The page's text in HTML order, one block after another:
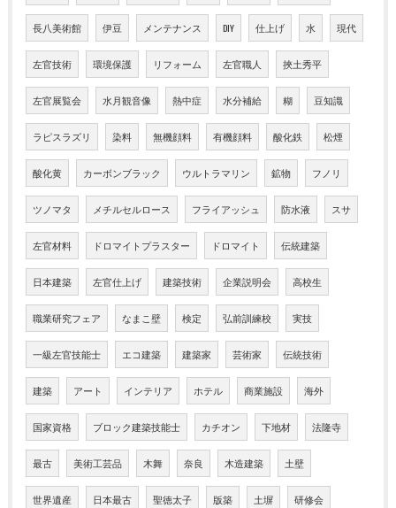
長八美術館 伊豆 メンテナンス DIY 仕上げ 水 現代
左官技術 環境保護 リフォーム 左官職人 挾土秀平
左官展覧会 水月観音像 熱中症 水分補給 糊 豆知識
ラピスラズリ 染料 無機顔料 有機顔料 酸化鉄 松煙
酸化黄 カーボンブラック ウルトラマリン 鉱物 フノリ
ツノマタ メチルセルロース フライアッシュ 防水液 スサ
左官材料 ドロマイトプラスター ドロマイト 伝統建築
日本建築 左官仕上げ 建築技術 企業説明会 高校生
職業研究フェア なまこ壁 検定 弘前訓練校 実技
一級左官技能士 エコ建築 建築家 芸術家 伝統技術
建築 アート インテリア ホテル 商業施設 海外
国家資格 ブロック建築技能士 カチオン 下地材 法隆寺
最古 美術工芸品 木舞 奈良 木造建築 土壁
世界遺産 日本最古 聖徳太子 版築 土塀 研修会